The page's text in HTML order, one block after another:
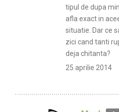
tipul de dupa
afla exact in
situatie. Dar ce
zici cand tanti
deja chitanta?
25 aprilie 2014